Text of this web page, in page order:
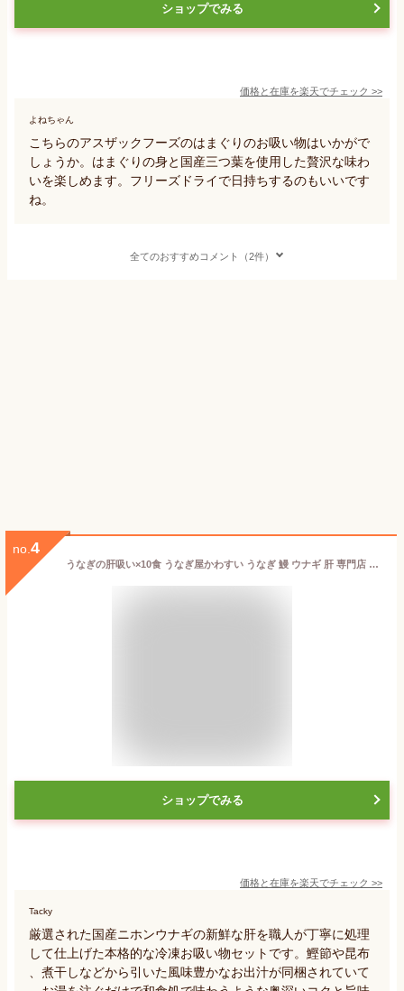
ショップでみる
価格と在庫を楽天でチェック >>
よねちゃん
こちらのアスザックフーズのはまぐりのお吸い物はいかがで
しょうか。はまぐりの身と国産三つ葉を使用した贅沢な味わ
いを楽しめます。フリーズドライで日持ちするのもいいです
ね。
全てのおすすめコメント（2件）
no. 4
うなぎの肝吸い×10食 うなぎ屋かわすい うなぎ 鰻 ウナギ 肝 専門店 グルメ 食べ物 汁物 出汁 同梱 ご飯のお供
ショップでみる
価格と在庫を楽天でチェック >>
Tacky
厳選された国産ニホンウナギの新鮮な肝を職人が丁寧に処理
して仕上げた本格的な冷凍お吸い物セットです。鰹節や昆布
、煮干しなどから引いた風味豊かなお出汁が同梱されていて